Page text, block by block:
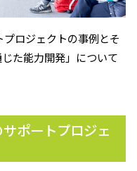
ロジェクトの事例とそ
た能力開発」について
ポートプロジェ